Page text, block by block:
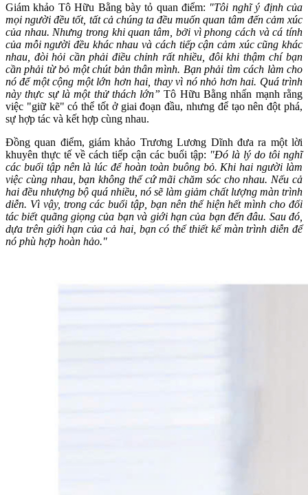
Giám khảo Tô Hữu Bằng bày tỏ quan điểm: "Tôi nghĩ ý định của
mọi người đều tốt, tất cả chúng ta đều muốn quan tâm đến cảm xúc
của nhau. Nhưng trong khi quan tâm, bởi vì phong cách và cá tính
của mỗi người đều khác nhau và cách tiếp cận cảm xúc cũng khác
nhau, đòi hỏi cần phải điều chỉnh rất nhiều, đôi khi thậm chí bạn
cần phải từ bỏ một chút bản thân mình. Bạn phải tìm cách làm cho
nó để một cộng một lớn hơn hai, thay vì nó nhỏ hơn hai. Quá trình
này thực sự là một thử thách lớn”Tô Hữu Bằng nhấn mạnh rằng
việc "giữ kẽ" có thể tốt ở giai đoạn đầu, nhưng để tạo nên đột phá,
sự hợp tác và kết hợp cùng nhau.
Đồng quan điểm, giám khảo Trương Lương Dĩnh đưa ra một lời
khuyên thực tế về cách tiếp cận các buổi tập: "Đó là lý do tôi nghĩ
các buổi tập nên là lúc để hoàn toàn buông bỏ. Khi hai người làm
việc cùng nhau, bạn không thể cứ mãi chăm sóc cho nhau. Nếu cả
hai đều nhượng bộ quá nhiều, nó sẽ làm giảm chất lượng màn trình
diễn. Vì vậy, trong các buổi tập, bạn nên thể hiện hết mình cho đối
tác biết quãng giọng của bạn và giới hạn của bạn đến đâu. Sau đó,
dựa trên giới hạn của cả hai, bạn có thể thiết kế màn trình diễn để
nó phù hợp hoàn hảo."